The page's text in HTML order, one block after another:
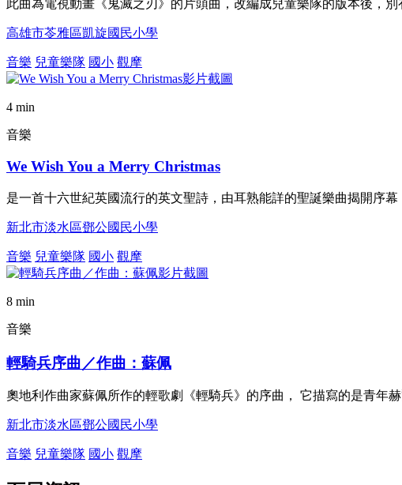
此曲為電視動畫《鬼滅之刃》的片頭曲，改編成兒童樂隊的版本後
高雄市苓雅區凱旋國民小學
音樂 兒童樂隊 國小 觀摩
4 min
音樂
We Wish You a Merry Christmas
是一首十六世紀英國流行的英文聖詩，由耳熟能詳的聖誕樂曲揭開
新北市淡水區鄧公國民小學
音樂 兒童樂隊 國小 觀摩
8 min
音樂
輕騎兵序曲／作曲：蘇佩
奧地利作曲家蘇佩所作的輕歌劇《輕騎兵》的序曲， 它描寫的是青
新北市淡水區鄧公國民小學
音樂 兒童樂隊 國小 觀摩